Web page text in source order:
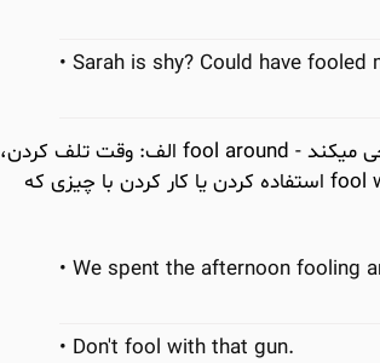
Sarah is shy? Could have
(فعل – ادامه بررسی معنی واژه) somebody is just fooling کسی دارد شوخی میکند - fool around الف: وقت تلف کردن،
کار مفیدی انجام ندادن (مثال اول) ب: با کس دیگری رابطه جنسی داشتن - fool with استفاده کردن یا کار کردن با چیزی که
We spent the afternoon fooling
Don't fool with that gun.